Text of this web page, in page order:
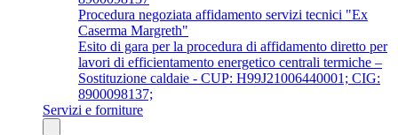
Procedura negoziata affidamento servizi tecnici "Ex
Caserma Margreth"
Esito di gara per la procedura di affidamento diretto per
lavori di efficientamento energetico centrali termiche –
Sostituzione caldaie - CUP: H99J21006440001; CIG:
8900098137;
Servizi e forniture